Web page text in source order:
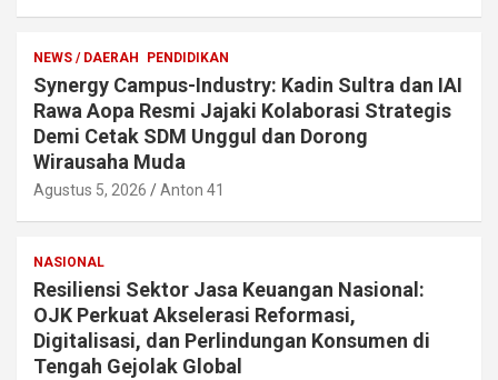
NEWS / DAERAH PENDIDIKAN
Synergy Campus-Industry: Kadin Sultra dan IAI
Rawa Aopa Resmi Jajaki Kolaborasi Strategis
Demi Cetak SDM Unggul dan Dorong
Wirausaha Muda
Agustus 5, 2026 Anton 41
NASIONAL
Resiliensi Sektor Jasa Keuangan Nasional:
OJK Perkuat Akselerasi Reformasi,
Digitalisasi, dan Perlindungan Konsumen di
Tengah Gejolak Global